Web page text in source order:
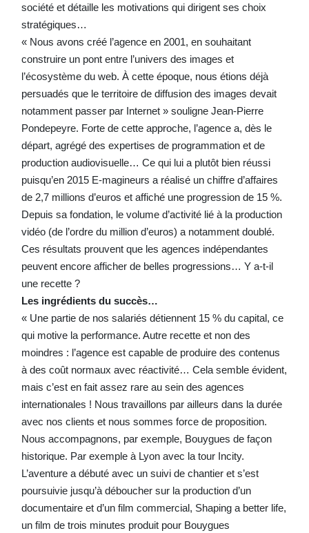
société et détaille les motivations qui dirigent ses choix
stratégiques…
« Nous avons créé l’agence en 2001, en souhaitant
construire un pont entre l’univers des images et
l’écosystème du web. À cette époque, nous étions déjà
persuadés que le territoire de diffusion des images devait
notamment passer par Internet » souligne Jean-Pierre
Pondepeyre. Forte de cette approche, l’agence a, dès le
départ, agrégé des expertises de programmation et de
production audiovisuelle… Ce qui lui a plutôt bien réussi
puisqu’en 2015 E-magineurs a réalisé un chiffre d’affaires
de 2,7 millions d’euros et affiché une progression de 15 %.
Depuis sa fondation, le volume d’activité lié à la production
vidéo (de l’ordre du million d’euros) a notamment doublé.
Ces résultats prouvent que les agences indépendantes
peuvent encore afficher de belles progressions… Y a-t-il
une recette ?
Les ingrédients du succès…
« Une partie de nos salariés détiennent 15 % du capital, ce
qui motive la performance. Autre recette et non des
moindres : l’agence est capable de produire des contenus
à des coût normaux avec réactivité… Cela semble évident,
mais c’est en fait assez rare au sein des agences
internationales ! Nous travaillons par ailleurs dans la durée
avec nos clients et nous sommes force de proposition.
Nous accompagnons, par exemple, Bouygues de façon
historique. Par exemple à Lyon avec la tour Incity.
L’aventure a débuté avec un suivi de chantier et s’est
poursuivie jusqu’à déboucher sur la production d’un
documentaire et d’un film commercial, Shaping a better life,
un film de trois minutes produit pour Bouygues